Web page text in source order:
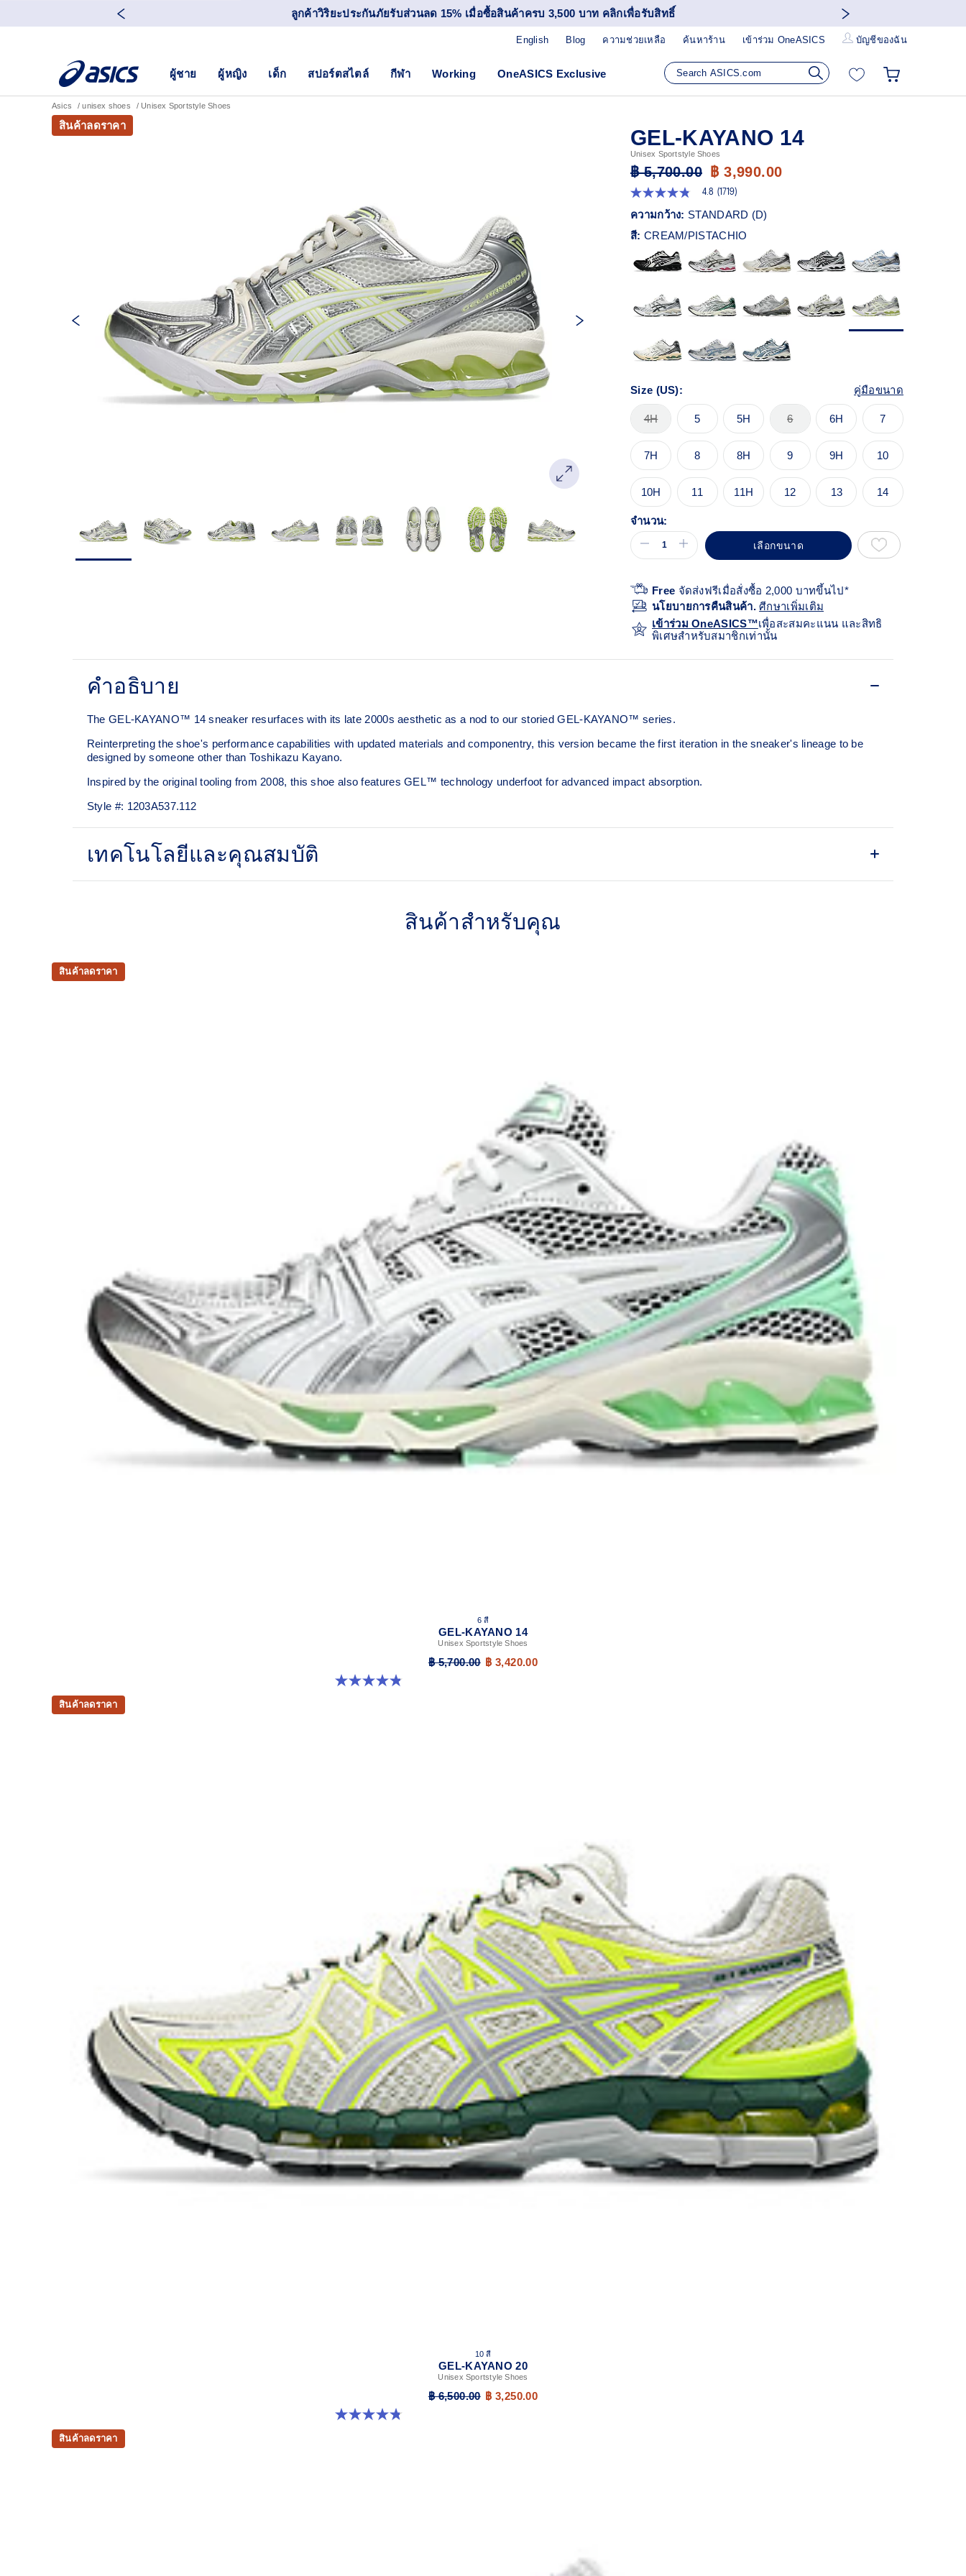
ลูกค้าวิริยะประกันภัยรับส่วนลด 15% เมื่อซื้อสินค้าครบ 3,500 บาท คลิกเพื่อรับสิทธิ์
Blog ความช่วยเหลือ ค้นหาร้าน เข้าร่วม OneASICS บัญชีของฉัน
English
ผู้ชาย ผู้หญิง เด็ก สปอร์ตสไตล์ กีฬา Working OneASICS Exclusive
Asics unisex shoes Unisex Sportstyle Shoes
สินค้าลดราคา
GEL-KAYANO 14
Unisex Sportstyle Shoes
฿ 5,700.00 ฿ 3,990.00
4.8
จาก
5
ดาว
ค่า
คะแนน
เฉลี่ย
Reviews.
ลิงก์
4.8 (1719)
ความกว้าง: STANDARD (D)
สี: CREAM/PISTACHIO
Size (US): คู่มือขนาด
4H 5 5H 6 6H 7
7H 8 8H 9 9H 10
10H 11 11H 12 13 14
จำนวน:
เลือกขนาด
Free จัดส่งฟรีเมื่อสั่งซื้อ 2,000 บาทขึ้นไป*
นโยบายการคืนสินค้า.ศีกษาเพิ่มเติม
เข้าร่วม OneASICS™เพื่อสะสมคะแนน และสิทธิ
พิเศษสำหรับสมาชิกเท่านั้น
คำอธิบาย
The GEL-KAYANO™ 14 sneaker resurfaces with its late 2000s aesthetic as a nod to our storied GEL-KAYANO™ series.
Reinterpreting the shoe's performance capabilities with updated materials and componentry, this version became the first iteration in the sneaker's lineage to be
designed by someone other than Toshikazu Kayano.
Inspired by the original tooling from 2008, this shoe also features GEL™ technology underfoot for advanced impact absorption.
Style #: 1203A537.112
เทคโนโลยีและคุณสมบัติ
GEL™ technology cushioning provides excellent shock absorption TRUSSTIC™ support system
water usage by approximately 33% and carbon emissions by
approximately 45% compared to the conventional dyeing technology
สินค้าสำหรับคุณ
สินค้าลดราคา
6 สี
GEL-KAYANO 14
Unisex Sportstyle Shoes
฿ 5,700.00 ฿ 3,420.00
4.8 จาก 5 ดาว 111 รีวิว
สินค้าลดราคา
10 สี
GEL-KAYANO 20
Unisex Sportstyle Shoes
฿ 6,500.00 ฿ 3,250.00
4.8 จาก 5 ดาว 221 รีวิว
สินค้าลดราคา